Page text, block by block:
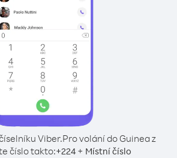
Viber.Pro volání do Guinea z
číslo takto:+224 + Místní číslo